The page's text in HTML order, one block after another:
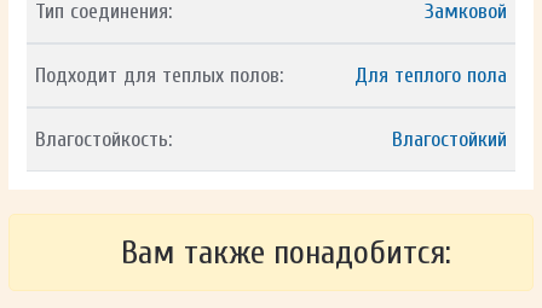
Тип соединения: Замковой
Подходит для теплых полов: Для теплого пола
Влагостойкость: Влагостойкий
Вам также понадобится: